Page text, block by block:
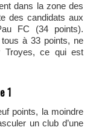
dans la zone des
des candidats aux
FC (34 points).
à 33 points, ne
Troyes, ce qui est
1
un club d’une